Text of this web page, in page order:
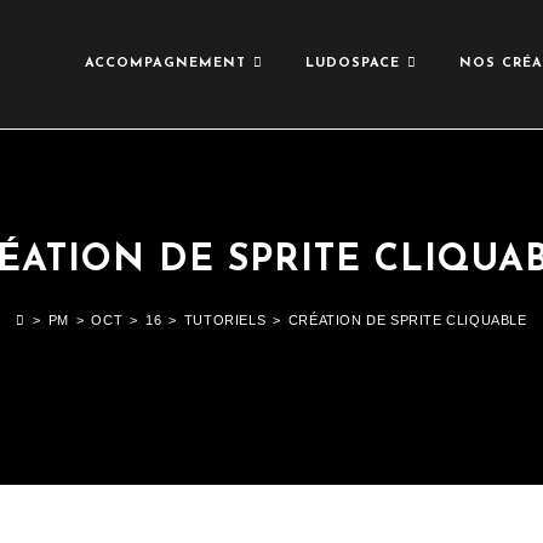
ACCOMPAGNEMENT LUDOSPACE NOS
DE SPRITE
> PM > OCT > 16 > TUTORIELS > CRÉATION DE SPRITE CLIQUABLE